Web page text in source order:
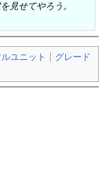
見せてやろう。
ルユニット
グレード